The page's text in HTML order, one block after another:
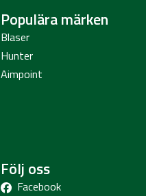
Populära märken
Blaser
Hunter
Aimpoint
Följ oss
Facebook